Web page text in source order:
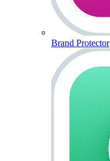
Brand Protector